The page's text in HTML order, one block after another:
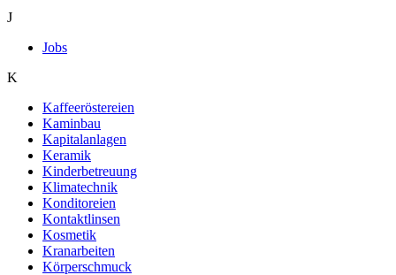
J
Jobs
K
Kaffeeröstereien
Kaminbau
Kapitalanlagen
Keramik
Kinderbetreuung
Klimatechnik
Konditoreien
Kontaktlinsen
Kosmetik
Kranarbeiten
Körperschmuck